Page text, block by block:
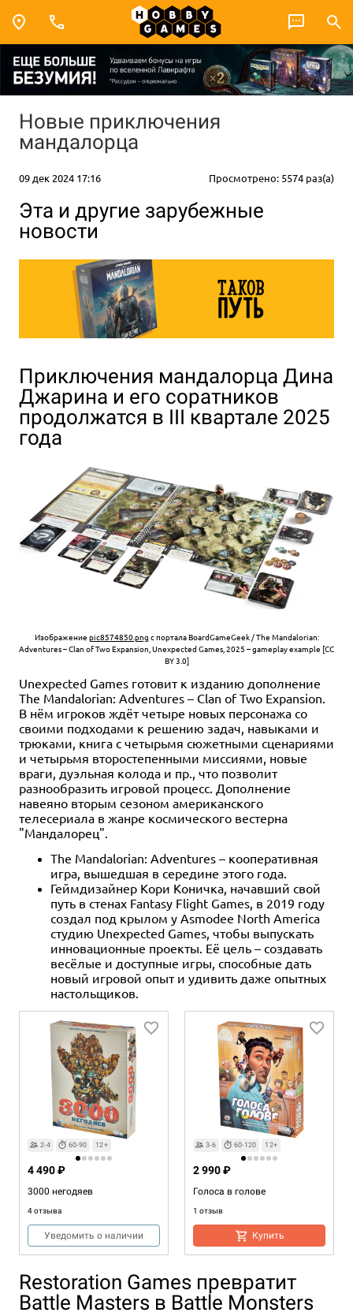
Новые приключения
мандалорца
09 дек 2024 17:16 Просмотрено: 5574 раз(а)
Эта и другие зарубежные
новости
Приключения мандалорца Дина
Джарина и его соратников
продолжатся в III квартале 2025
года
Изображение pic8574850.png с портала BoardGameGeek / The Mandalorian:
Adventures – Clan of Two Expansion, Unexpected Games, 2025 – gameplay example [CC
BY 3.0]
Unexpected Games готовит к изданию дополнение
The Mandalorian: Adventures – Clan of Two Expansion.
В нём игроков ждёт четыре новых персонажа со
своими подходами к решению задач, навыками и
трюками, книга с четырьмя сюжетными сценариями
и четырьмя второстепенными миссиями, новые
враги, дуэльная колода и пр., что позволит
разнообразить игровой процесс. Дополнение
навеяно вторым сезоном американского
телесериала в жанре космического вестерна
"Мандалорец".
The Mandalorian: Adventures – кооперативная
игра, вышедшая в середине этого года.
Геймдизайнер Кори Коничка, начавший свой
путь в стенах Fantasy Flight Games, в 2019 году
создал под крылом у Asmodee North America
студию Unexpected Games, чтобы выпускать
инновационные проекты. Её цель – создавать
весёлые и доступные игры, способные дать
новый игровой опыт и удивить даже опытных
настольщиков.
2-4 60-90 12+
3000 негодяев
4 отзыва
4 490 ₽
Уведомить о наличии
3-6 60-120 12+
Голоса в голове
1 отзыв
2 990 ₽
Купить
Restoration Games превратит
Battle Masters в Battle Monsters